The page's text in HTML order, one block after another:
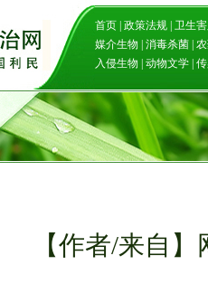
首页 政策法规 卫生
媒介生物
消毒杀菌
入侵生物
动物文学
【作者/来自